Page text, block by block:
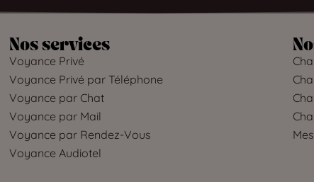
Nos services
Voyance Privé
Voyance Privé par Téléphone
Voyance par Chat
Voyance par Mail
Voyance par Rendez-Vous
Voyance Audiotel